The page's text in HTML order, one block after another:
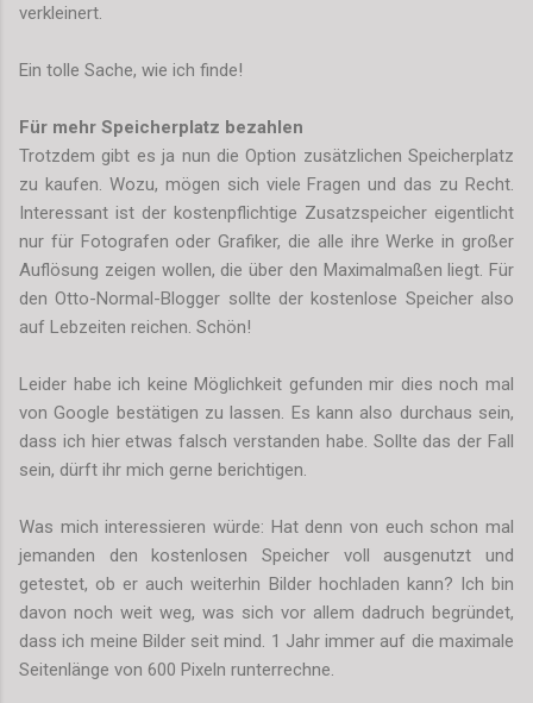
verkleinert.
Ein tolle Sache, wie ich finde!
Für mehr Speicherplatz bezahlen
Trotzdem gibt es ja nun die Option zusätzlichen Speicherplatz
zu kaufen. Wozu, mögen sich viele Fragen und das zu Recht.
Interessant ist der kostenpflichtige Zusatzspeicher eigentlicht
nur für Fotografen oder Grafiker, die alle ihre Werke in großer
Auflösung zeigen wollen, die über den Maximalmaßen liegt. Für
den Otto-Normal-Blogger sollte der kostenlose Speicher also
auf Lebzeiten reichen. Schön!
Leider habe ich keine Möglichkeit gefunden mir dies noch mal
von Google bestätigen zu lassen. Es kann also durchaus sein,
dass ich hier etwas falsch verstanden habe. Sollte das der Fall
sein, dürft ihr mich gerne berichtigen.
Was mich interessieren würde: Hat denn von euch schon mal
jemanden den kostenlosen Speicher voll ausgenutzt und
getestet, ob er auch weiterhin Bilder hochladen kann? Ich bin
davon noch weit weg, was sich vor allem dadruch begründet,
dass ich meine Bilder seit mind. 1 Jahr immer auf die maximale
Seitenlänge von 600 Pixeln runterrechne.